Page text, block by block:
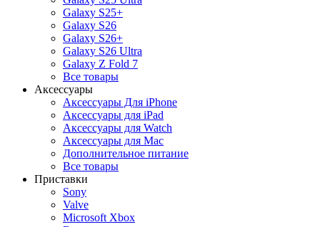
Galaxy S25+
Galaxy S26
Galaxy S26+
Galaxy S26 Ultra
Galaxy Z Fold 7
Все товары
Аксессуары
Аксессуары Для iPhone
Аксессуары для iPad
Аксессуары для Watch
Аксессуары для Mac
Дополнительное питание
Все товары
Приставки
Sony
Valve
Microsoft Xbox